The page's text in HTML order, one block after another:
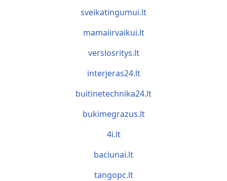
sveikatingumui.lt
mamaiirvaikui.lt
verslosritys.lt
interjeras24.lt
buitinetechnika24.lt
bukimegrazus.lt
4i.lt
baciunai.lt
tangopc.lt